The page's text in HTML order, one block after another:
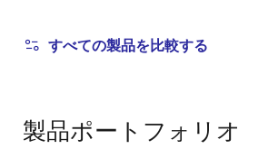
すべての製品を比較する
製品ポートフォリオ